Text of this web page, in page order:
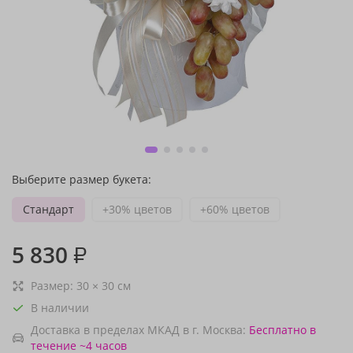
Выберите размер букета:
Стандарт
+30% цветов +60% цветов
5 830 ₽
Размер: 30 × 30 см
В наличии
Доставка в пределах МКАД в г. Москва: Бесплатно в
течение ~4 часов